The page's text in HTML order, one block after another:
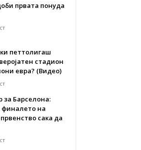
првата понуда
петтолигаш
стадион
евра? (Видео)
за Барселона:
финалето на
сака да